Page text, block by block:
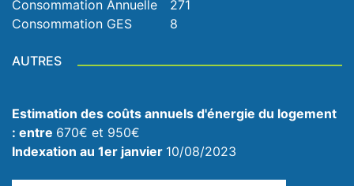
Consommation Annuelle
271
Consommation GES
8
AUTRES
Estimation des coûts annuels d'énergie du logement
: entre 670€ et 950€
Indexation au 1er janvier 10/08/2023